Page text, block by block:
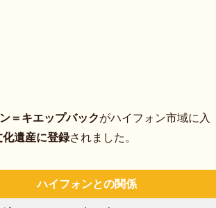
＝キエップバックがハイフォン市域に入
遺産に登録されました。
ハイフォンとの関係